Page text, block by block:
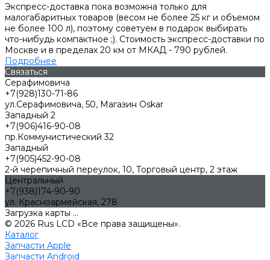
Экспресс-доставка пока возможна только для
малогабаритных товаров (весом не более 25 кг и объемом
не более 100 л), поэтому советуем в подарок выбирать
что-нибудь компактное ;). Стоимость экспресс-доставки по
Москве и в пределах 20 км от МКАД - 790 рублей.
Подробнее
Связаться
Серафимовича
+7(928)130-71-86
ул.Серафимовича, 50, Магазин Oskar
Западный 2
+7(906)416-90-08
пр.Коммунистический 32
Западный
+7(905)452-90-08
2-й черепичный переулок, 10, Торговый центр, 2 этаж
Центральный
+7(938)174-90-90
ул. Красноармейская, 278
Загрузка карты ...
© 2026 Rus LCD «Все права защищены».
Каталог
Запчасти Apple
Запчасти Android